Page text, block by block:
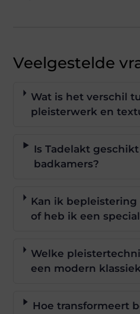
Veelgestelde
Wat is het verschil
pleisterwerk en
Is Tadelakt
badkamers?
Kan ik bepleistering
of heb ik een
Welke
een modern
Hoe transformeert